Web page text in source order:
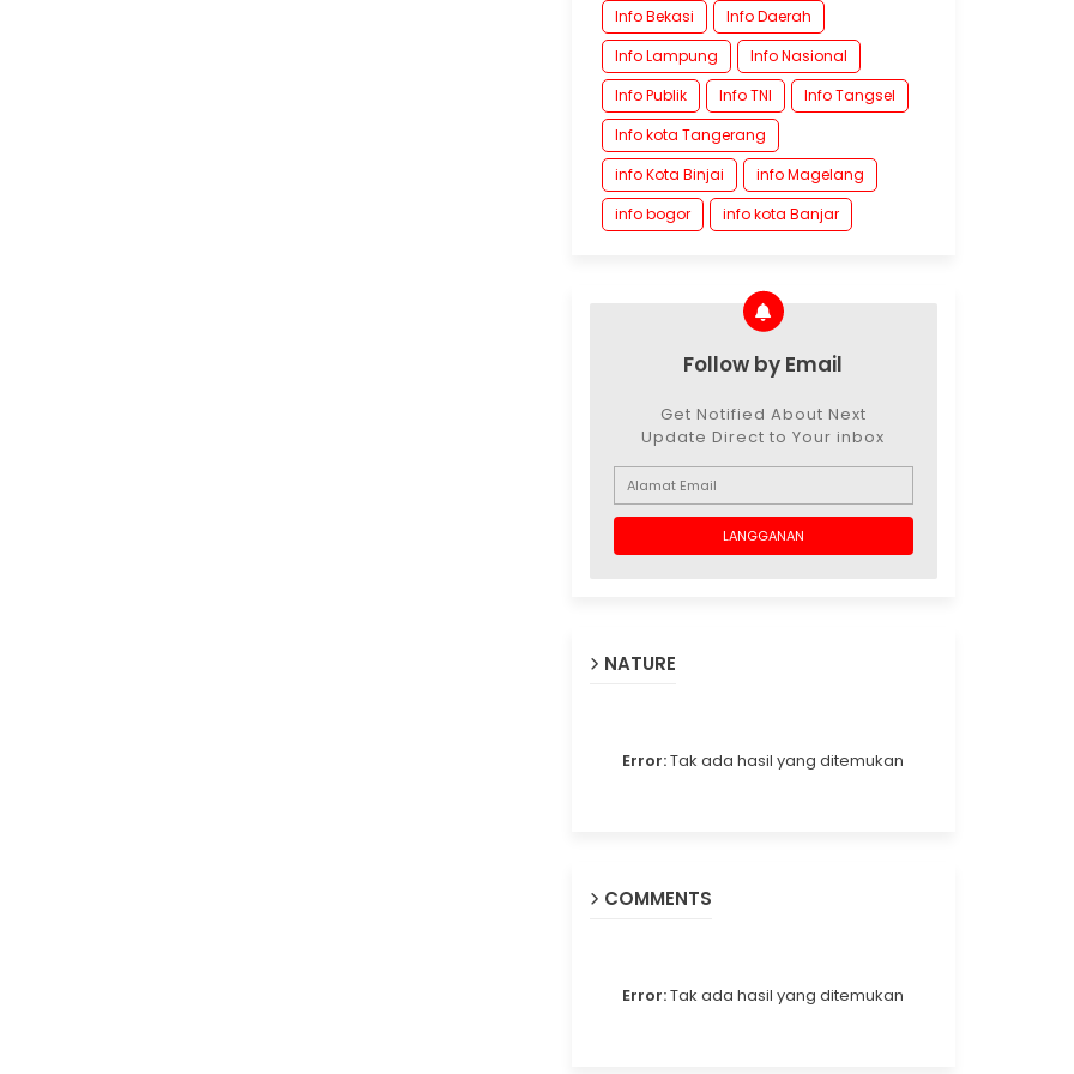
Info Bekasi
Info Daerah
Info Lampung
Info Nasional
Info Publik
Info TNI
Info Tangsel
Info kota Tangerang
info Kota Binjai
info Magelang
info bogor
info kota Banjar
Follow by Email
Get Notified About Next
Update Direct to Your inbox
NATURE
Error:Tak ada hasil yang ditemukan
COMMENTS
Error:Tak ada hasil yang ditemukan